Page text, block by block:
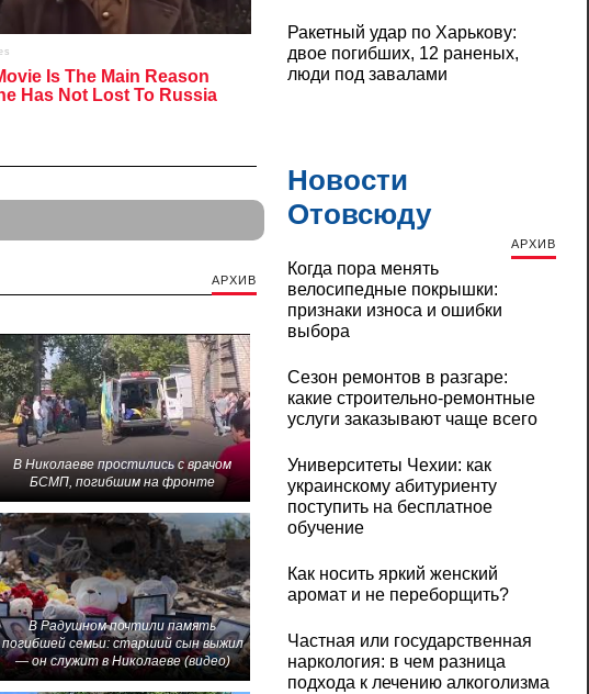
АРХИВ
В Николаеве простились с врачом
БСМП, погибшим на фронте
В Радушном почтили память
погибшей семьи: старший сын выжил
— он служит в Николаеве (видео)
Ракетный удар по Харькову:
двое погибших, 12 раненых,
люди под завалами
Новости
Отовсюду
АРХИВ
Когда пора менять
велосипедные покрышки:
признаки износа и ошибки
выбора
Сезон ремонтов в разгаре:
какие строительно-ремонтные
услуги заказывают чаще всего
Университеты Чехии: как
украинскому абитуриенту
поступить на бесплатное
обучение
Как носить яркий женский
аромат и не переборщить?
Частная или государственная
наркология: в чем разница
подхода к лечению алкоголизма